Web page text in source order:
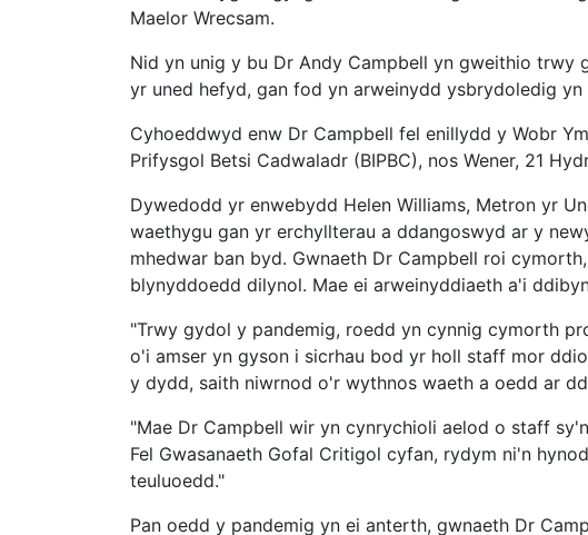
Maelor Wrecsam.
Nid yn unig y bu Dr Andy Campbell yn gweithio trwy
yr uned hefyd, gan fod yn arweinydd ysbrydoledig
Cyhoeddwyd enw Dr Campbell fel enillydd y Wobr
Prifysgol Betsi Cadwaladr (BIPBC), nos Wener, 21
Dywedodd yr enwebydd Helen Williams, Metron yr
waethygu gan yr erchyllterau a ddangoswyd ar y
mhedwar ban byd. Gwnaeth Dr Campbell roi
blynyddoedd dilynol. Mae ei arweinyddiaeth a'i
"Trwy gydol y pandemig, roedd yn cynnig cymorth
o'i amser yn gyson i sicrhau bod yr holl staff mor
y dydd, saith niwrnod o'r wythnos waeth a oedd ar
"Mae Dr Campbell wir yn cynrychioli aelod o staff
Fel Gwasanaeth Gofal Critigol cyfan, rydym ni'n
teuluoedd."
Pan oedd y pandemig yn ei anterth, gwnaeth Dr